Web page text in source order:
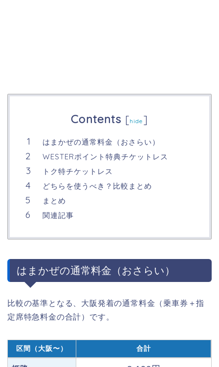
Contents [hide ]
はまかぜの通常料金（おさらい）
WESTERポイント特典チケットレス
トク特チケットレス
どちらを使うべき？比較まとめ
まとめ
関連記事
はまかぜの通常料金（おさらい）
比較の基準となる、大阪発着の通常料金（乗車券＋指
定席特急料金の合計）です。
区間（大阪〜） 合計